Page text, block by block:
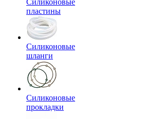
пластины
Силиконовые
шланги
Силиконовые
прокладки